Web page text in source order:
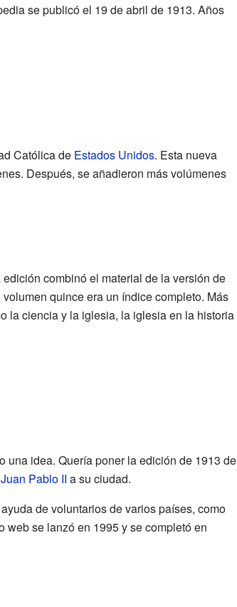
se publicó el 19 de abril de 1913. Años
Católica de Estados Unidos. Esta nueva
Después, se añadieron más volúmenes
edición combinó el material de la versión de
quince era un índice completo. Más
la ciencia y la iglesia, la iglesia en la historia
una idea. Quería poner la edición de 1913 de
Juan Pablo II a su ciudad.
de voluntarios de varios países, como
web se lanzó en 1995 y se completó en